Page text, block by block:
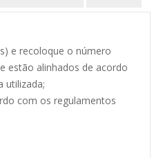
e recoloque o número
estão alinhados de acordo
utilizada;
com os regulamentos